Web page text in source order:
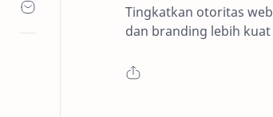
Tingkatkan otoritas
dan branding lebih kuat